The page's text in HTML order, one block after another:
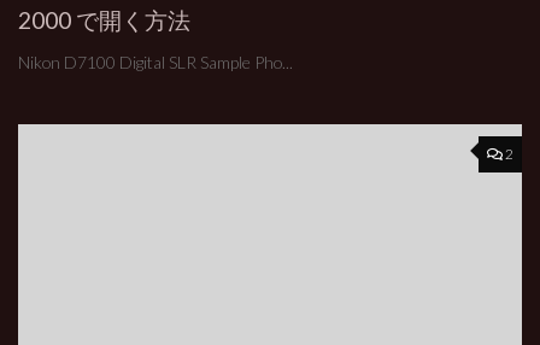
2000 で開く方法
Nikon D7100 Digital SLR Sample Pho...
2